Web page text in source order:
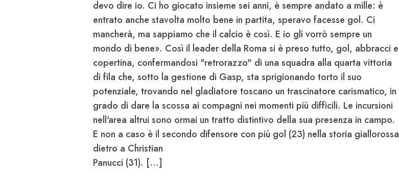
devo dire io. Ci ho giocato insieme sei anni, è sempre andato a mille: è
entrato anche stavolta molto bene in partita, speravo facesse gol. Ci
mancherà, ma sappiamo che il calcio è così. E io gli vorrò sempre un
mondo di bene». Così il leader della Roma si è preso tutto, gol, abbracci e
copertina, confermandosi "retrorazzo" di una squadra alla quarta vittoria
di fila che, sotto la gestione di Gasp, sta sprigionando torto il suo
potenziale, trovando nel gladiatore toscano un trascinatore carismatico, in
grado di dare la scossa ai compagni nei momenti più difficili. Le incursioni
nell'area altrui sono ormai un tratto distintivo della sua presenza in campo.
E non a caso è il secondo difensore con più gol (23) nella storia giallorossa
dietro a Christian
Panucci (31). [...]